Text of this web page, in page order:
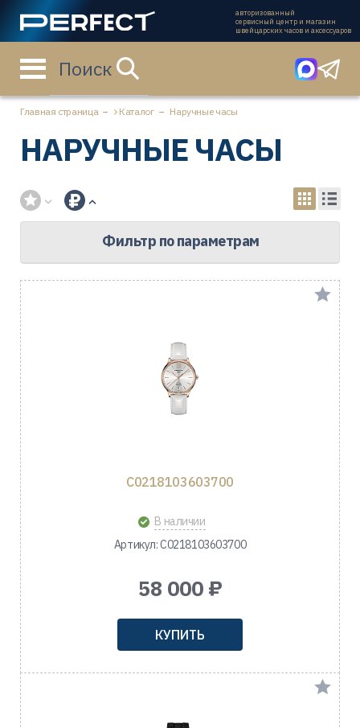
авторизованный
сервисный центр и магазин
швейцарских часов и аксессуаров
Поиск
Главная страница Каталог Наручные часы
НАРУЧНЫЕ ЧАСЫ
Фильтр по параметрам
C0218103603700
В наличии
Артикул: C0218103603700
58 000 ₽
КУПИТЬ